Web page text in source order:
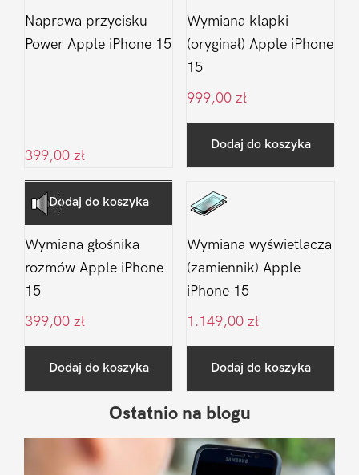
Naprawa przycisku
Power Apple iPhone 15
399,00 zł
Dodaj do koszyka
Wymiana klapki
(oryginał) Apple iPhone
15
999,00 zł
Dodaj do koszyka
Wymiana głośnika
rozmów Apple iPhone
15
399,00 zł
Dodaj do koszyka
Wymiana wyświetlacza
(zamiennik) Apple
iPhone 15
1.149,00 zł
Dodaj do koszyka
Sidebar
Ostatnio na blogu